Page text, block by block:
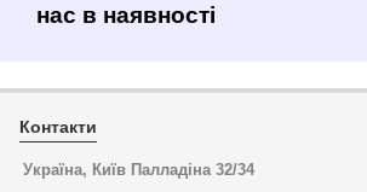
нас в наявності
Контакти
Україна, Київ Палладіна 32/34